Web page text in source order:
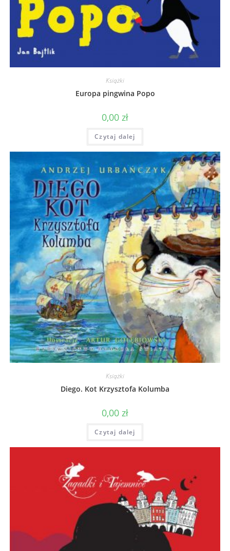
Książki
Europa pingwina Popo
0,00 zł
Czytaj dalej
Książki
Diego. Kot Krzysztofa Kolumba
0,00 zł
Czytaj dalej